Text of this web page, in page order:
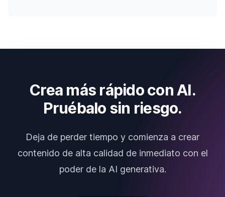
Crea más rápido con AI.
Pruébalo sin riesgo.
Deja de perder tiempo y comienza a crear
contenido de alta calidad de inmediato con el
poder de la AI generativa.